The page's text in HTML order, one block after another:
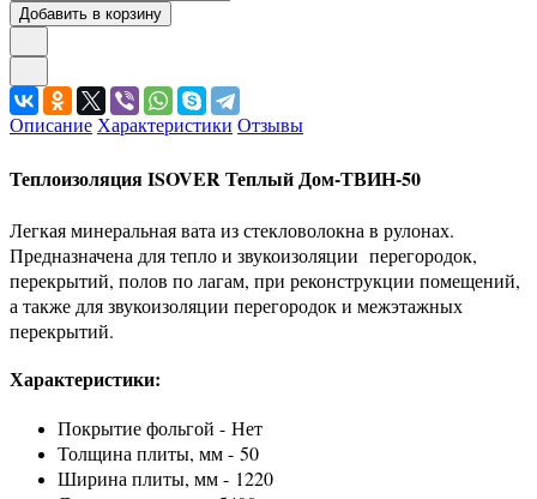
Добавить в корзину
Описание Характеристики Отзывы
Теплоизоляция ISOVER Теплый Дом-ТВИН-50
Легкая минеральная вата из стекловолокна в рулонах.
Предназначена для тепло и звукоизоляции перегородок,
перекрытий, полов по лагам, при реконструкции помещений,
а также для звукоизоляции перегородок и межэтажных
перекрытий.
Характеристики:
Покрытие фольгой - Нет
Толщина плиты, мм - 50
Ширина плиты, мм - 1220